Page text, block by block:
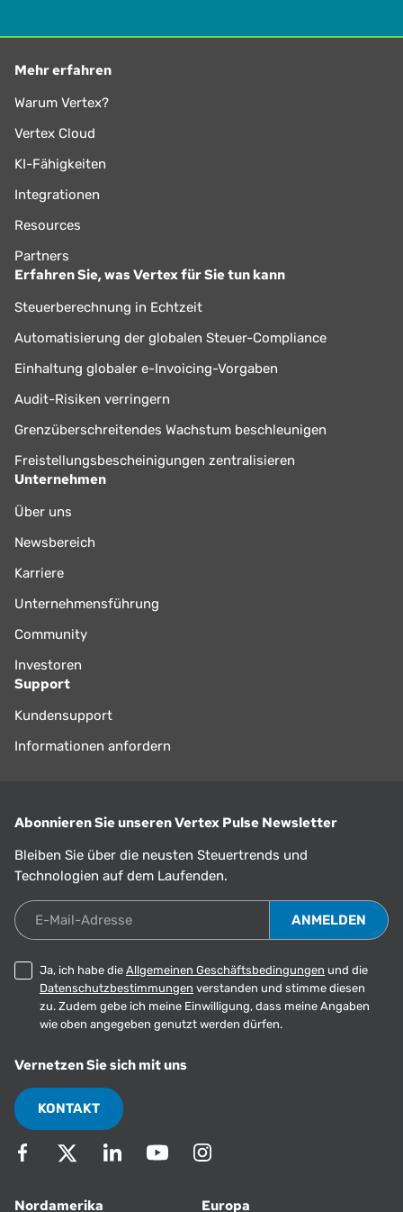
Mehr erfahren
Warum Vertex?
Vertex Cloud
KI-Fähigkeiten
Integrationen
Resources
Partners
Erfahren Sie, was Vertex für Sie tun kann
Steuerberechnung in Echtzeit
Automatisierung der globalen Steuer-Compliance
Einhaltung globaler e-Invoicing-Vorgaben
Audit-Risiken verringern
Grenzüberschreitendes Wachstum beschleunigen
Freistellungsbescheinigungen zentralisieren
Unternehmen
Über uns
Newsbereich
Karriere
Unternehmensführung
Community
Investoren
Support
Kundensupport
Informationen anfordern
Abonnieren Sie unseren Vertex Pulse Newsletter
Bleiben Sie über die neusten Steuertrends und
Technologien auf dem Laufenden.
E-Mail-Adresse
Ja, ich habe die Allgemeinen Geschäftsbedingungen und die
Datenschutzbestimmungen verstanden und stimme diesen
zu. Zudem gebe ich meine Einwilligung, dass meine Angaben
wie oben angegeben genutzt werden dürfen.
Vernetzen Sie sich mit uns
KONTAKT
Nordamerika Europa